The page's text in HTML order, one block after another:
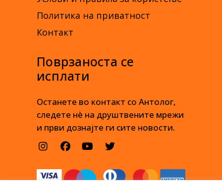
Политика на приватност
Контакт
Поврзаноста се
исплати
Останете во контакт со Антолог,
следете нè на друштвените мрежи
и први дознајте ги сите новости.